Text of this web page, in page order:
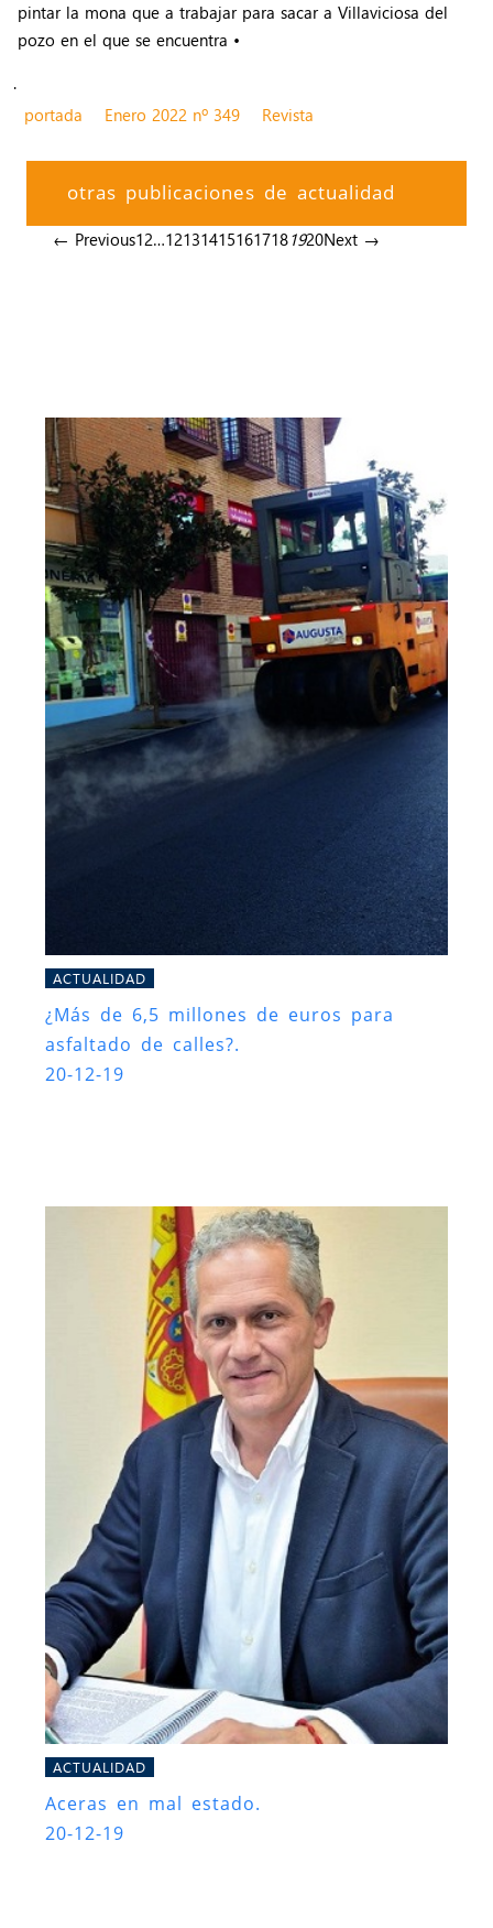
pintar la mona que a trabajar para sacar a Villaviciosa del
pozo en el que se encuentra •
.
portada
Enero 2022 nº 349 Revista
otras publicaciones de actualidad
← Previous12…121314151617181920Next →
ACTUALIDAD
¿Más de 6,5 millones de euros para
asfaltado de calles?.
20-12-19
ACTUALIDAD
Aceras en mal estado.
20-12-19